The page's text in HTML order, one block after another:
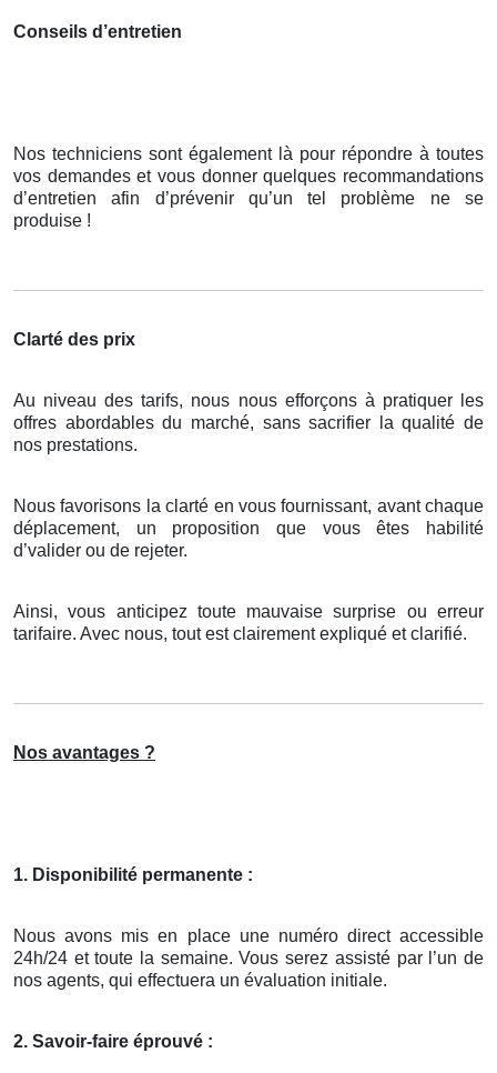
Conseils d’entretien
Nos techniciens sont également là pour répondre à toutes
vos demandes et vous donner quelques recommandations
d’entretien afin d’prévenir qu’un tel problème ne se
produise !
Clarté des prix
Au niveau des tarifs, nous nous efforçons à pratiquer les
offres abordables du marché, sans sacrifier la qualité de
nos prestations.
Nous favorisons la clarté en vous fournissant, avant chaque
déplacement, un proposition que vous êtes habilité
d’valider ou de rejeter.
Ainsi, vous anticipez toute mauvaise surprise ou erreur
tarifaire. Avec nous, tout est clairement expliqué et clarifié.
Nos avantages ?
1. Disponibilité permanente :
Nous avons mis en place une numéro direct accessible
24h/24 et toute la semaine. Vous serez assisté par l’un de
nos agents, qui effectuera un évaluation initiale.
2. Savoir-faire éprouvé :